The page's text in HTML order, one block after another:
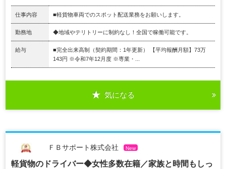
仕事内容 ■軽貨物車両でのスポット配送業務をお願いします。
勤務地 ◆地域やテリトリーに制約なし！全国で稼働可能です。
給与
■完全出来高制（契約期間：1年更新） 【平均報酬月額】73万
143円 ※令和7年12月度 ※専業・...
気になる
ＦＢサポート株式会社 New
軽貨物のドライバー◆女性多数在籍／家族と時間もしっ